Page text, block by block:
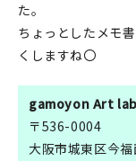
た。
ちょっとしたメモ
くしますね〇
gamoyon Art
〒536-0004
大阪市城東区今